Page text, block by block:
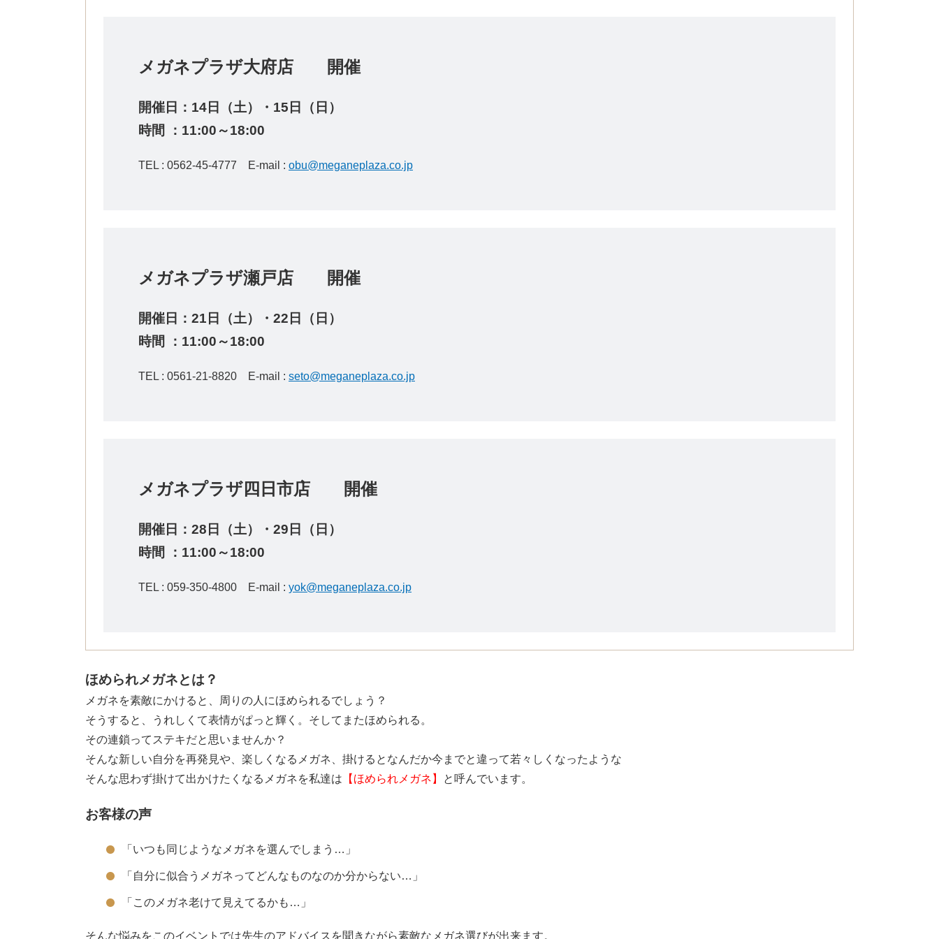
メガネプラザ大府店 開催
開催日：14 日（土）・15日（日）
時間 ：11:00～18:00
TEL : 0562-45-4777 E-mail : obu@meganeplaza.co.jp
メガネプラザ瀬戸店 開催
開催日：21 日（土）・22日（日）
時間 ：11:00～18:00
TEL : 0561-21-8820 E-mail : seto@meganeplaza.co.jp
メガネプラザ四日市店 開催
開催日：28 日（土）・29日（日）
時間 ：11:00～18:00
TEL : 059-350-4800 E-mail : yok@meganeplaza.co.jp
ほめられメガネとは？
メガネを素敵にかけると、周りの人にほめられるでしょう？
そうすると、うれしくて表情がぱっと輝く。そしてまたほめられる。
その連鎖ってステキだと思いませんか？
そんな新しい自分を再発見や、楽しくなるメガネ、掛けるとなんだか今までと違って若々しくなったような
そんな思わず掛けて出かけたくなるメガネを私達は 【ほめられメガネ】 と呼んでいます。
お客様の声
「いつも同じようなメガネを選んでしまう…」
「自分に似合うメガネってどんなものなのか分からない…」
「このメガネ老けて見えてるかも…」
そんな悩みをこのイベントでは先生のアドバイスを聞きながら素敵なメガネ選びが出来ます。